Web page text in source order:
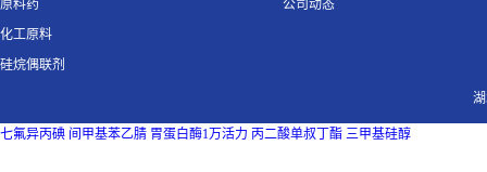
原料药
化工原料
硅烷偶联剂
公司动态
七氟异丙碘 间甲基苯乙腈 胃蛋白酶1万活力 丙二酸单叔丁酯 三甲基硅醇